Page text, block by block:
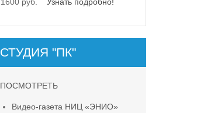
СТУДИЯ "ПК"
ПОСМОТРЕТЬ
Видео-газета НИЦ «ЭНИО»